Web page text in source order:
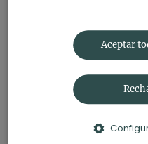
Aceptar